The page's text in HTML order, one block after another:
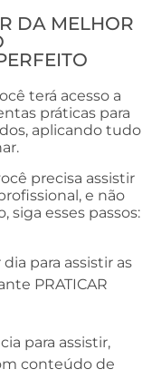
DA MELHOR
terá acesso a
práticas para
aplicando tudo
precisa assistir
e não
siga esses passos:
para assistir as
PRATICAR
para assistir,
conteúdo de